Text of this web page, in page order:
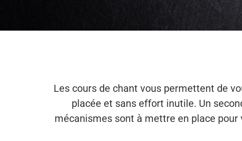
Les cours de chant vous permettent de
placée et sans effort inutile. Un
mécanismes sont à mettre en place